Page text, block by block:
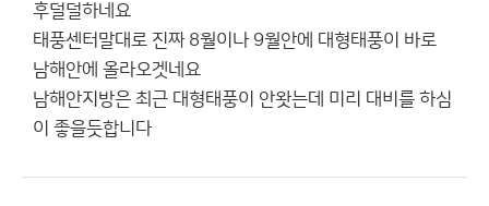
후덜덜하네요
태풍센터말대로 진짜 8월이나 9월안에 대형태풍이 바로
남해안에 올라오겟네요
남해안지방은 최근 대형태풍이 안왓는데 미리 대비를 하심
이 좋을듯합니다